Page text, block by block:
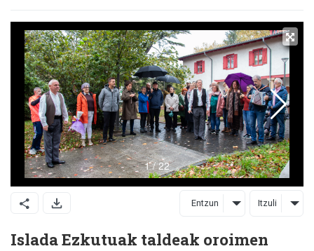
Entzun Itzuli
Islada Ezkutuak taldeak oroimen